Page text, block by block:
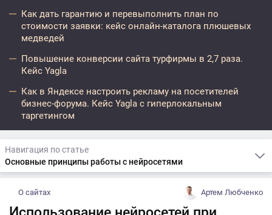
Как дать гарантию и перевыполнить план по
стоимости заявки: кейс онлайн-каталога плюшевых
медведей
Повышение конверсии сайта турфирмы в 2,7 раза.
Кейс Yagla
Как в Яндексе настроить рекламу на посетителей
бизнес-форума. Кейс Yagla с гиперлокальным
таргетингом
Навигация по статье
Основные принципы работы с нейросетями
О сайтах Артем Любченко